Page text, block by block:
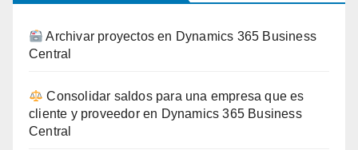
Archivar proyectos en Dynamics 365 Business
Central
Consolidar saldos para una empresa que es
cliente y proveedor en Dynamics 365 Business
Central